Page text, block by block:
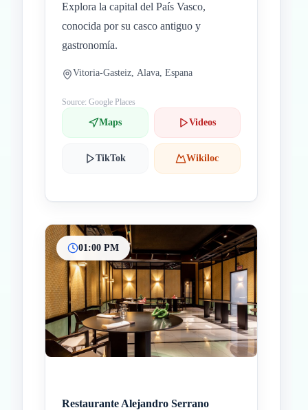
Explora la capital del País Vasco,
conocida por su casco antiguo y
gastronomía.
Vitoria-Gasteiz, Alava, Espana
Source: Google Places
Maps Videos
TikTok Wikiloc
01:00 PM
Restaurante Alejandro Serrano